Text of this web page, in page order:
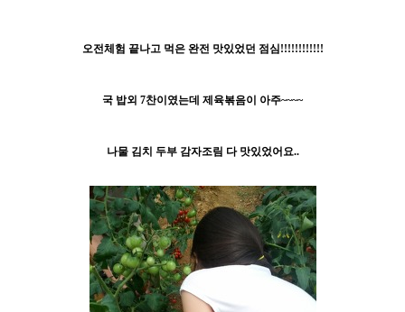
오전체험 끝나고 먹은 완전 맛있었던 점심!!!!!!!!!!!!
국 밥외 7찬이였는데 제육볶음이 아주~~~~
나물 김치 두부 감자조림 다 맛있었어요..